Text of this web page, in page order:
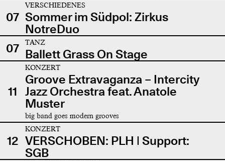
07
VERSCHIEDENES
Sommer im Südpol: Zirkus
NotreDuo
07
TANZ
Ballett Grass On Stage
11
KONZERT
Groove Extravaganza – Intercity
Jazz Orchestra feat. Anatole
Muster
big band goes modern grooves
12
KONZERT
VERSCHOBEN: PLH | Support:
SGB